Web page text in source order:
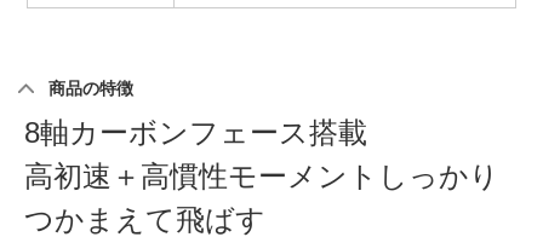
商品の特徴
8軸カーボンフェース搭載
高初速＋高慣性モーメントしっかり
つかまえて飛ばす